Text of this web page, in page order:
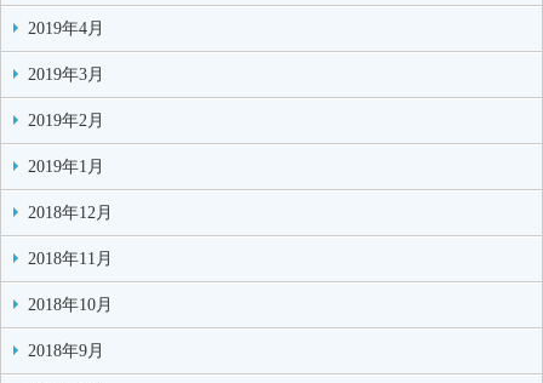
2019年4月
2019年3月
2019年2月
2019年1月
2018年12月
2018年11月
2018年10月
2018年9月